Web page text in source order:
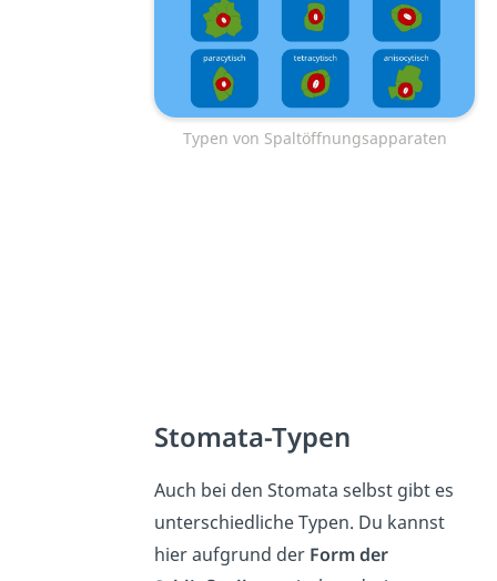
Typen von Spaltöffnungsapparaten
Stomata-Typen
Auch bei den Stomata selbst gibt es
unterschiedliche Typen. Du kannst
hier aufgrund der Form der